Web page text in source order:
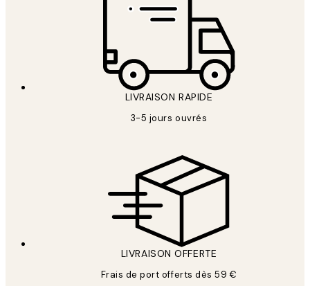
LIVRAISON RAPIDE
3-5 jours ouvrés
LIVRAISON OFFERTE
Frais de port offerts dès 59 €